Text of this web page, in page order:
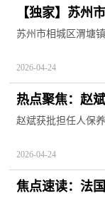
【独家】苏州
好时光
苏州市相城区渭塘
2026-04-24
热点聚焦：赵
赵斌获批担任人保
2026-04-24
焦点速读：法